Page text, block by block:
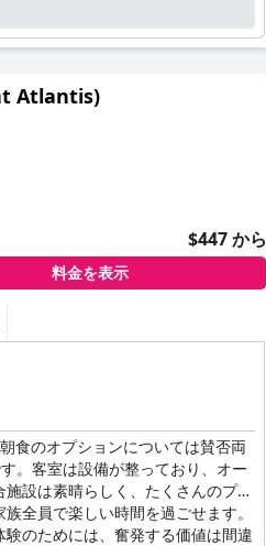
Atlantis)
$447 から
料金を表示
食のオプションについては賛否両
。客室は設備が整っており、オー
設は素晴らしく、たくさんのプー
全員で楽しい時間を過ごせます。
のためには、奮発する価値は間違